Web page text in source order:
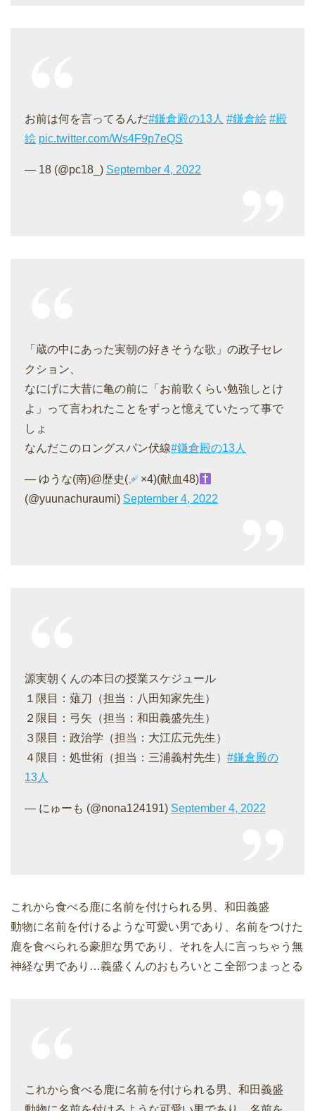
お前は何を言ってるんだ#鎌倉殿の13人 #鎌倉絵 #殿
絵 pic.twitter.com/Ws4F9p7eQS
— 18 (@pc18_) September 4, 2022
「蔵の中にあった実朝の好きそうな歌」の政子セレ
クション、
なにげに大昔に亀の前に「お前歌くらい勉強しとけ
よ」って言われたことをずっと憶えていたって事で
しょ
なんだこのロングスパン伏線#鎌倉殿の13人
— ゆうな(南)@歴史(
×4)(献血48)
(@yuunachuraumi) September 4, 2022
源実朝くんの本日の授業スケジュール
１限目：薙刀（担当：八田知家先生）
２限目：弓矢（担当：和田義盛先生）
３限目：政治学（担当：大江広元先生）
４限目：処世術（担当：三浦義村先生） #鎌倉殿の
13人
— にゅーも (@nona124191) September 4, 2022
これから食べる鹿に名前を付けられる男、和田義盛
動物に名前を付けるような可愛い男であり、名前をつけた
鹿を食べられる豪胆な男であり、それを人に言っちゃう無
神経な男であり…義盛くんのおもろいとこ全部つまっとる
これから食べる鹿に名前を付けられる男、和田義盛